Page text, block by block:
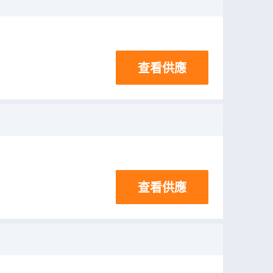
查看供應
查看供應